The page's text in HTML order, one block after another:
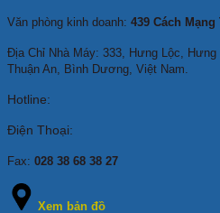
Văn phòng kinh doanh: 439 Cách Mạng
Địa Chỉ Nhà Máy: 333, Hưng Lộc, Hưng
Thuận An, Bình Dương, Việt Nam.
Hotline:
Điện Thoại:
Fax: 028 38 68 38 27
Xem bản đồ